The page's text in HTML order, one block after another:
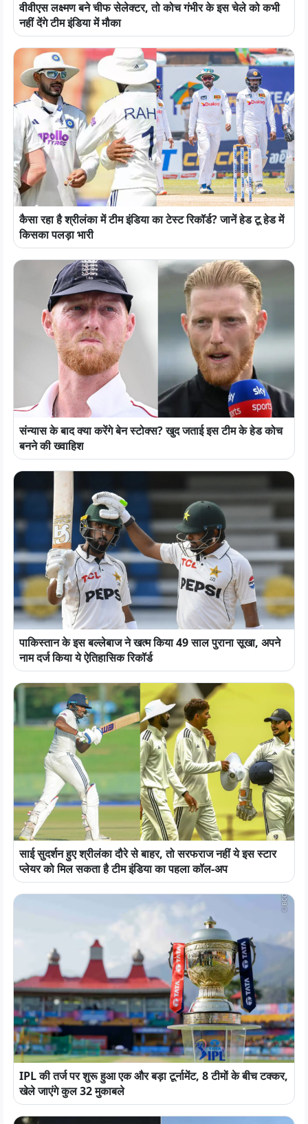
वीवीएस लक्ष्मण बने चीफ सेलेक्टर, तो कोच गंभीर के इस चेले को कभी
नहीं देंगे टीम इंडिया में मौका
कैसा रहा है श्रीलंका में टीम इंडिया का टेस्ट रिकॉर्ड? जानें हेड टू हेड में
किसका पलड़ा भारी
संन्यास के बाद क्या करेंगे बेन स्टोक्स? खुद जताई इस टीम के हेड कोच
बनने की ख्वाहिश
पाकिस्तान के इस बल्लेबाज ने खत्म किया 49 साल पुराना सूखा, अपने
नाम दर्ज किया ये ऐतिहासिक रिकॉर्ड
साई सुदर्शन हुए श्रीलंका दौरे से बाहर, तो सरफराज नहीं ये इस स्टार
प्लेयर को मिल सकता है टीम इंडिया का पहला कॉल-अप
IPL की तर्ज पर शुरू हुआ एक और बड़ा टूर्नामेंट, 8 टीमों के बीच टक्कर,
खेले जाएंगे कुल 32 मुकाबले